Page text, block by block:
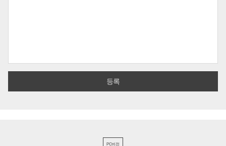
PC버전